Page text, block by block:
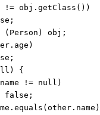
!= obj.getClass())
(Person) obj;
{
!= null)
false;